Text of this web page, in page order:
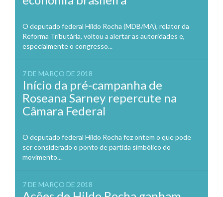
O deputado federal Hildo Rocha (MDB/MA), relator da
Reforma Tributária, voltou a alertar as autoridades e,
especialmente o congresso...
7 DE MARÇO DE 2018
Início da pré-campanha de
Roseana Sarney repercute na
Câmara Federal
O deputado federal Hildo Rocha fez ontem o que pode
ser considerado o ponto de partida simbólico do
movimento...
7 DE MARÇO DE 2018